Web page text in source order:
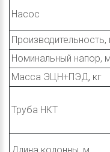
Насос
Производительность,
Номинальный напор, м
Масса ЭЦН+ПЭД, кг
Труба НКТ